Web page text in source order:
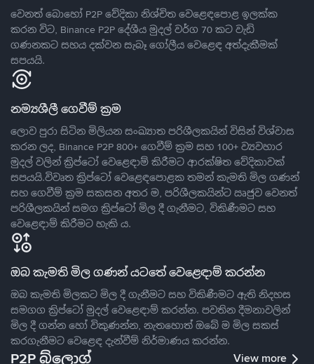
වෙනත් බොහෝ P2P වේදිකා නිශ්චිත වෙළෙඳපොළ ඉලක්ක
කරන විට, Binance P2P දේශීය මුදල් වර්ග 70 කට වැඩි
ගණනකට සහය දක්වන සැබෑ ගෝලීය වෙළෙඳ අත්දැකීමක්
සපයයි.
නම්‍යශීලී ගෙවීම් ක්‍රම
ලොව පුරා සිටින මිලියන සංඛ්‍යාත පරිශීලකයින් විසින් විශ්වාස
කරන ලද, Binance P2P 800+ ගෙවීම් ක්‍රම සහ 100+ ව්‍යවහාර
මුදල් වලින් ක්‍රිප්ටෝ වෙළෙඳාම් කිරීමට ආරක්ෂිත වේදිකාවක්
සපයයි.විවෘත ක්‍රිප්ටෝ වෙළෙඳපොළක තමන් කැමති මිල ගණන්
සහ ගෙවීම් ක්‍රම සකසන අතර ම, පරිශීලකයින්ට ඍජුව වෙනත්
පරිශීලකයින් සමග ක්‍රිප්ටෝ මිල දී ගැනීමට, විකිණීමට සහ
වෙළෙඳාම් කිරීමට හැකි ය.
ඔබ කැමති මිල ගණන් යටතේ වෙළෙඳාම් කරන්න
ඔබ කැමති මිලකට මිල දී ගැනීමට සහ විකිණීමට ඇති නිදහස
සමගග ක්‍රිප්ටෝ මුදල් වෙළෙඳාම් කරන්න. පවතින දීමනාවලින්
මිල දී ගන්න හෝ විකුණන්න, නැතහොත් ඔබේ ම මිල සකස්
කරගැනීමට වෙළෙඳ දැන්වීම් නිර්මාණය කරන්න.
P2P බ්ලොග් View more